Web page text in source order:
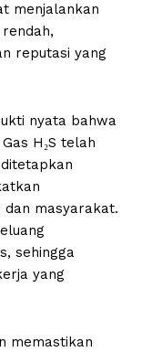
menjalankan
reputasi yang
nyata bahwa
H₂S telah
masyarakat.
sehingga
yang
memastikan